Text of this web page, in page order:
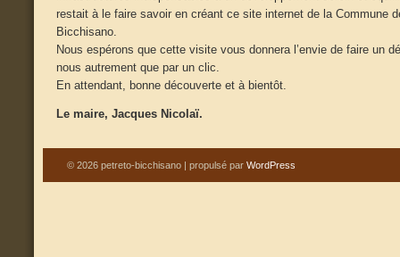
restait à le faire savoir en créant ce site internet de la Commune
Bicchisano.
Nous espérons que cette visite vous donnera l’envie de faire un
nous autrement que par un clic.
En attendant, bonne découverte et à bientôt.
Le maire, Jacques Nicolaï.
© 2026 petreto-bicchisano | propulsé par WordPress